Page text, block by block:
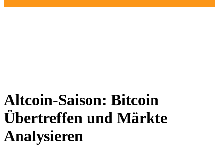
Altcoin-Saison: Bitcoin
Übertreffen und Märkte
Analysieren